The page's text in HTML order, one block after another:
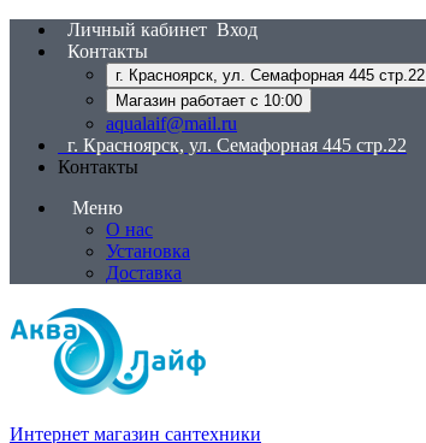
Личный кабинет Вход
Контакты
г. Красноярск, ул. Семафорная 445 стр.22
Магазин работает с 10:00
aqualaif@mail.ru
г. Красноярск, ул. Семафорная 445 стр.22
Контакты
Меню
О нас
Установка
Доставка
Интернет магазин сантехники